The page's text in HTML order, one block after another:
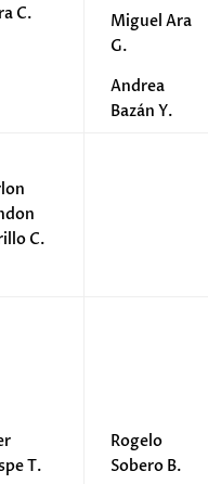
C.
Miguel Ara
G.
Andrea
Bazán Y.
C.
T.
Rogelo
Sobero B.